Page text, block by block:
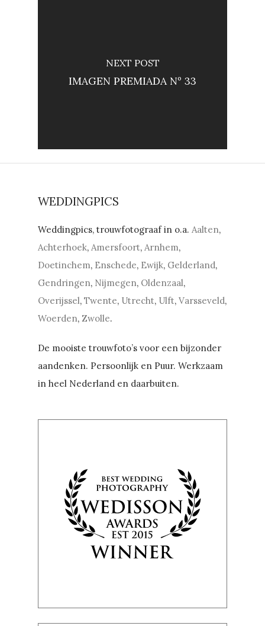
NEXT POST
IMAGEN PREMIADA Nº 33
WEDDINGPICS
Weddingpics, trouwfotograaf in o.a. Aalten,
Achterhoek, Amersfoort, Arnhem,
Doetinchem, Enschede, Ewijk, Gelderland,
Gendringen, Nijmegen, Oldenzaal,
Overijssel,Twente, Utrecht, Ulft,Varsseveld,
Woerden, Zwolle.
De mooiste trouwfoto’s voor een bijzonder
aandenken. Persoonlijk en Puur. Werkzaam
in heel Nederland en daarbuiten.